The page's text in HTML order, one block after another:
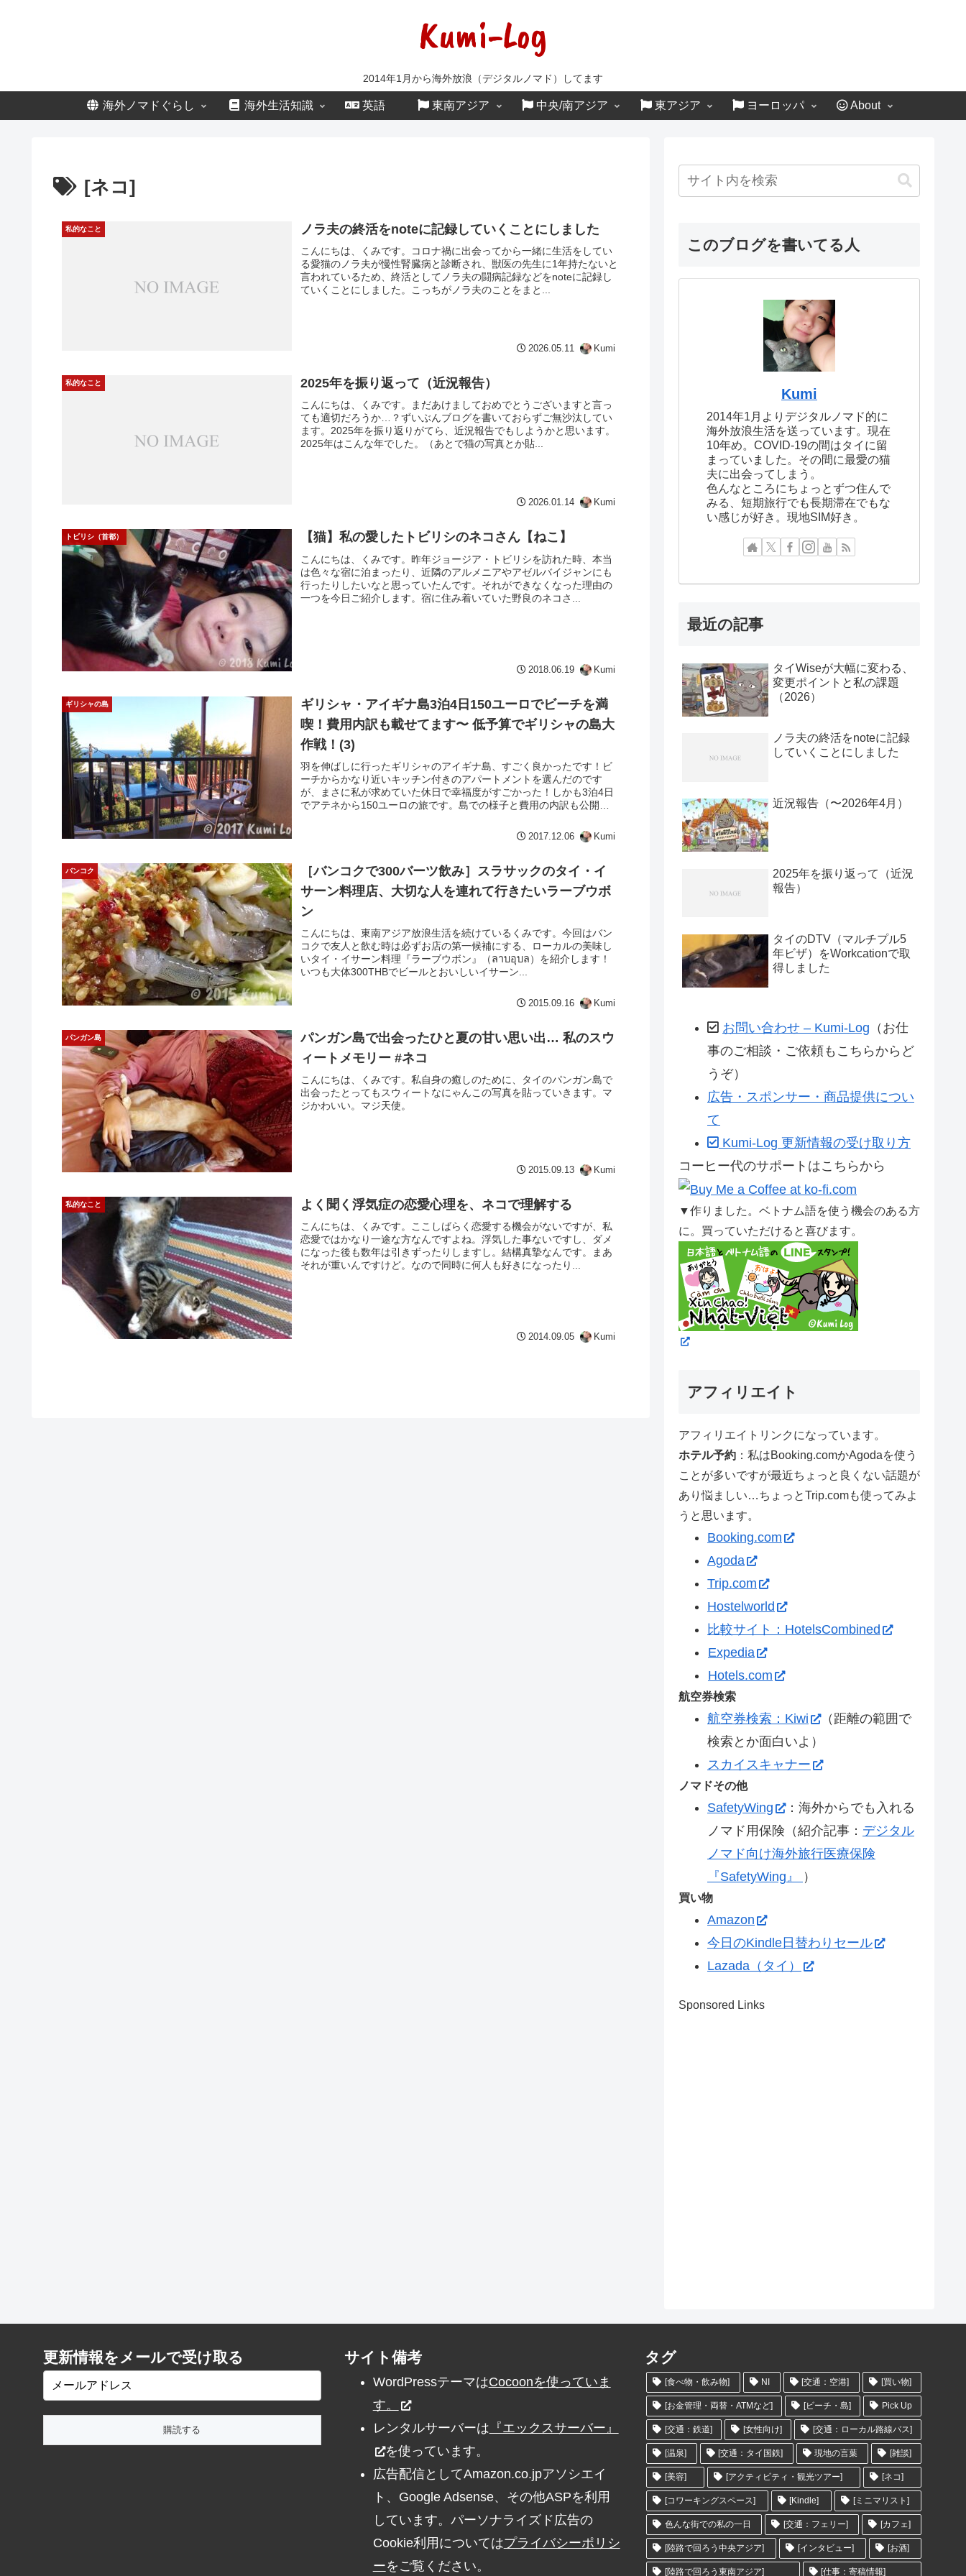
Kumi-Log
2014年1月から海外放浪（デジタルノマド）してます
海外ノマドぐらし 海外生活知識 英語 東南アジア 中央/南アジア 東アジア ヨーロッパ About
[ネコ]
私的なこと ノラ夫の終活をnoteに記録していくことにしました
こんにちは、くみです。コロナ禍に出会ってから一緒に生活をしてい
る愛猫のノラ夫が慢性腎臓病と診断され、獣医の先生に1年持たないと
言われているため、終活としてノラ夫の闘病記録などをnoteに記録し
ていくことにしました。こっちがノラ夫のことをまと...
2026.05.11 Kumi
私的なこと 2025年を振り返って（近況報告）
こんにちは、くみです。まだあけましておめでとうございますと言っ
ても適切だろうか…？ずいぶんブログを書いておらずご無沙汰してい
ます。2025年を振り返りがてら、近況報告でもしようかと思います。
2025年はこんな年でした。（あとで猫の写真とか貼...
2026.01.14 Kumi
トビリシ（首都） 【猫】私の愛したトビリシのネコさん【ねこ】
こんにちは、くみです。昨年ジョージア・トビリシを訪れた時、本当
は色々な宿に泊まったり、近隣のアルメニアやアゼルバイジャンにも
行ったりしたいなと思っていたんです。それができなくなった理由の
一つを今日ご紹介します。宿に住み着いていた野良のネコさ...
2018.06.19 Kumi
ギリシャの島
ギリシャ・アイギナ島3泊4日150ユーロでビーチを満
喫！費用内訳も載せてます〜 低予算でギリシャの島大
作戦！(3)
羽を伸ばしに行ったギリシャのアイギナ島、すごく良かったです！ビ
ーチからかなり近いキッチン付きのアパートメントを選んだのです
が、まさに私が求めていた休日で幸福度がすごかった！しかも3泊4日
でアテネから150ユーロの旅です。島での様子と費用の内訳も公開し
2017.12.06 Kumi
バンコク
［バンコクで300バーツ飲み］スラサックのタイ・イ
サーン料理店、大切な人を連れて行きたいラーブウボ
ン
こんにちは、東南アジア放浪生活を続けているくみです。今回はバン
コクで友人と飲む時は必ずお店の第一候補にする、ローカルの美味し
いタイ・イサーン料理『ラーブウボン』（ลาบอุบล）を紹介します！
いつも大体300THBでビールとおいしいイサーン...
2015.09.16 Kumi
パンガン島
パンガン島で出会ったひと夏の甘い思い出… 私のスウ
ィートメモリー #ネコ
こんにちは、くみです。私自身の癒しのために、タイのパンガン島で
出会ったとってもスウィートなにゃんこの写真を貼っていきます。マ
ジかわいい。マジ天使。
2015.09.13 Kumi
私的なこと よく聞く浮気症の恋愛心理を、ネコで理解する
こんにちは、くみです。ここしばらく恋愛する機会がないですが、私
恋愛ではかなり一途な方なんですよね。浮気した事ないですし、ダメ
になった後も数年は引きずったりしますし。結構真摯なんです。まあ
それが重いんですけど。なので同時に何人も好きになったり...
2014.09.05 Kumi
このブログを書いてる人
Kumi
2014年1月よりデジタルノマド的に
海外放浪生活を送っています。現在
10年め。COVID-19の間はタイに留
まっていました。その間に最愛の猫
夫に出会ってしまう。
色んなところにちょっとずつ住んで
みる、短期旅行でも長期滞在でもな
い感じが好き。現地SIM好き。
最近の記事
タイWiseが大幅に変わる、
変更ポイントと私の課題
（2026）
ノラ夫の終活をnoteに記録
していくことにしました
近況報告（〜2026年4月）
2025年を振り返って（近況
報告）
タイのDTV（マルチプル5
年ビザ）をWorkcationで取
得しました
お問い合わせ – Kumi-Log （お仕
事のご相談・ご依頼もこちらからど
うぞ）
広告・スポンサー・商品提供につい
て
Kumi-Log 更新情報の受け取り方
コーヒー代のサポートはこちらから
▼作りました。ベトナム語を使う機会のある方
に。買っていただけると喜びます。
アフィリエイト
アフィリエイトリンクになっています。
ホテル予約 ：私はBooking.comかAgodaを使う
ことが多いですが最近ちょっと良くない話題が
あり悩ましい…ちょっとTrip.comも使ってみよ
うと思います。
Booking.com
Agoda
Trip.com
Hostelworld
比較サイト：HotelsCombined
Expedia
Hotels.com
航空券検索
航空券検索：Kiwi
（距離の範囲で
検索とか面白いよ）
スカイスキャナー
ノマドその他
SafetyWing
：海外からでも入れる
ノマド用保険（紹介記事： デジタル
ノマド向け海外旅行医療保険
『SafetyWing』
）
買い物
Amazon
今日のKindle日替わりセール
Lazada（タイ）
Sponsored Links
更新情報をメールで受け取る サイト備考
WordPressテーマはCocoonを使っていま
す。
レンタルサーバーは 『エックスサーバー』
を使っています。
広告配信としてAmazon.co.jpアソシエイ
ト、Google Adsense、その他ASPを利用
しています。パーソナライズド広告の
Cookie利用についてはプライバシーポリシ
ーをご覧ください。
タグ
[食べ物・飲み物] NI [交通：空港] [買い物]
[お金管理・両替・ATMなど] [ビーチ・島] Pick Up
[交通：鉄道] [女性向け] [交通：ローカル路線バス]
[温泉] [交通：タイ国鉄] 現地の言葉 [雑談]
[美容] [アクティビティ・観光ツアー] [ネコ]
[コワーキングスペース] [Kindle] [ミニマリスト]
色んな街での私の一日 [交通：フェリー] [カフェ]
[陸路で回ろう中央アジア] [インタビュー] [お酒]
[陸路で回ろう東南アジア] [仕事：寄稿情報]